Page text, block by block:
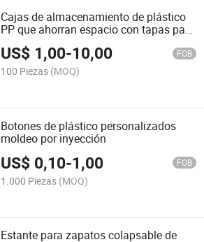
Cajas de almacenamiento de plástico
PP que ahorran espacio con tapas para
objetos diversos
US$ 1,00-10,00 FOB
100 Piezas (MOQ)
Botones de plástico personalizados
moldeo por inyección
US$ 0,10-1,00 FOB
1.000 Piezas (MOQ)
Estante para zapatos colapsable de